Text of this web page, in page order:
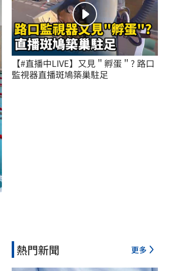
【#直播中LIVE】又見＂孵蛋＂? 路口
監視器直播斑鳩築巢駐足
熱門新聞 更多